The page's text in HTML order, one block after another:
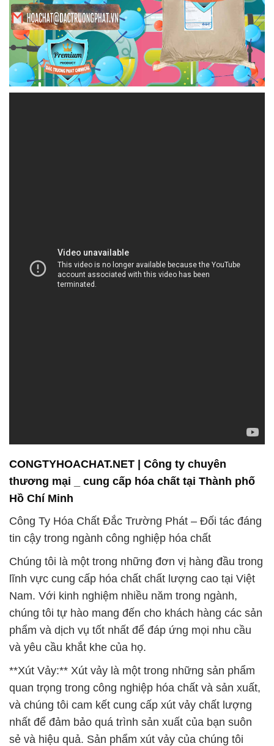
CONGTYHOACHAT.NET | Công ty chuyên
thương mại _ cung cấp hóa chất tại Thành phố
Hồ Chí Minh
Công Ty Hóa Chất Đắc Trường Phát – Đối tác đáng
tin cậy trong ngành công nghiệp hóa chất
Chúng tôi là một trong những đơn vị hàng đầu trong
lĩnh vực cung cấp hóa chất chất lượng cao tại Việt
Nam. Với kinh nghiệm nhiều năm trong ngành,
chúng tôi tự hào mang đến cho khách hàng các sản
phẩm và dịch vụ tốt nhất để đáp ứng mọi nhu cầu
và yêu cầu khắt khe của họ.
**Xút Vảy:** Xút vảy là một trong những sản phẩm
quan trọng trong công nghiệp hóa chất và sản xuất,
và chúng tôi cam kết cung cấp xút vảy chất lượng
nhất để đảm bảo quá trình sản xuất của bạn suôn
sẻ và hiệu quả. Sản phẩm xút vảy của chúng tôi